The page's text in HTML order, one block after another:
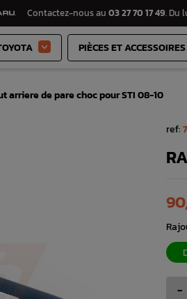
Contactez-nous au 03 27 70 17 49. Du
 PIÈCES ET ACCESSOIRES
arriere de pare choc pour STI 08-10
ref:
-